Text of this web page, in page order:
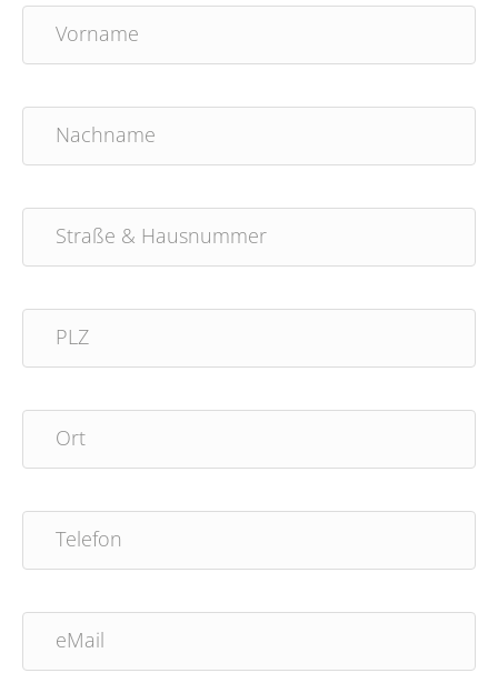
Vorname
Nachname
Straße & Hausnummer
PLZ
Ort
Telefon
eMail